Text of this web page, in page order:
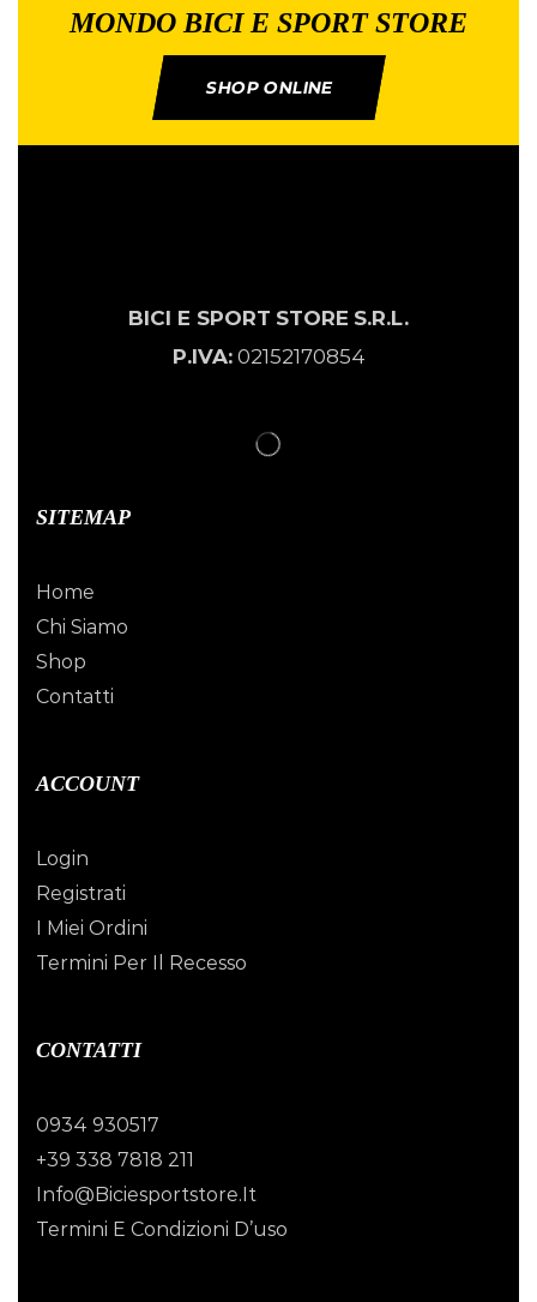
MONDO BICI E SPORT STORE
SHOP ONLINE
BICI E SPORT STORE S.R.L.
P.IVA:02152170854
SITEMAP
Home
Chi Siamo
Shop
Contatti
ACCOUNT
Login
Registrati
I Miei Ordini
Termini Per Il Recesso
CONTATTI
0934 930517
+39 338 7818 211
Info@biciesportstore.it
Termini E Condizioni D’uso